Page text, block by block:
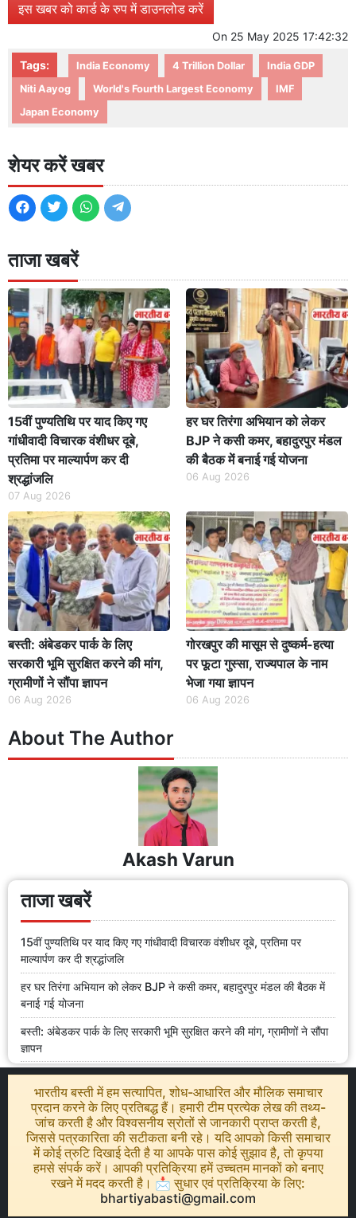
इस खबर को कार्ड के रुप में डाउनलोड करें
On 25 May 2025 17:42:32
Tags: India Economy 4 Trillion Dollar
India GDP
Niti Aayog
World's Fourth Largest Economy
IMF
Japan Economy
शेयर करें खबर
ताजा खबरें
15वीं पुण्यतिथि पर याद किए गए
गांधीवादी विचारक वंशीधर दूबे,
प्रतिमा पर माल्यार्पण कर दी
श्रद्धांजलि
07 Aug 2026
हर घर तिरंगा अभियान को लेकर
BJP ने कसी कमर, बहादुरपुर मंडल
की बैठक में बनाई गई योजना
06 Aug 2026
बस्ती: अंबेडकर पार्क के लिए
सरकारी भूमि सुरक्षित करने की मांग,
ग्रामीणों ने सौंपा ज्ञापन
06 Aug 2026
गोरखपुर की मासूम से दुष्कर्म-हत्या
पर फूटा गुस्सा, राज्यपाल के नाम
भेजा गया ज्ञापन
06 Aug 2026
About The Author
Akash Varun
ताजा खबरें
15वीं पुण्यतिथि पर याद किए गए गांधीवादी विचारक वंशीधर दूबे, प्रतिमा पर
माल्यार्पण कर दी श्रद्धांजलि
हर घर तिरंगा अभियान को लेकर BJP ने कसी कमर, बहादुरपुर मंडल की बैठक में
बनाई गई योजना
बस्ती: अंबेडकर पार्क के लिए सरकारी भूमि सुरक्षित करने की मांग, ग्रामीणों ने सौंपा
ज्ञापन
भारतीय बस्ती में हम सत्यापित, शोध-आधारित और मौलिक समाचार
प्रदान करने के लिए प्रतिबद्ध हैं। हमारी टीम प्रत्येक लेख की तथ्य-
जांच करती है और विश्वसनीय स्रोतों से जानकारी प्राप्त करती है,
जिससे पत्रकारिता की सटीकता बनी रहे। यदि आपको किसी समाचार
में कोई त्रुटि दिखाई देती है या आपके पास कोई सुझाव है, तो कृपया
हमसे संपर्क करें। आपकी प्रतिक्रिया हमें उच्चतम मानकों को बनाए
रखने में मदद करती है। 📩 सुधार एवं प्रतिक्रिया के लिए:
bhartiyabasti@gmail.com